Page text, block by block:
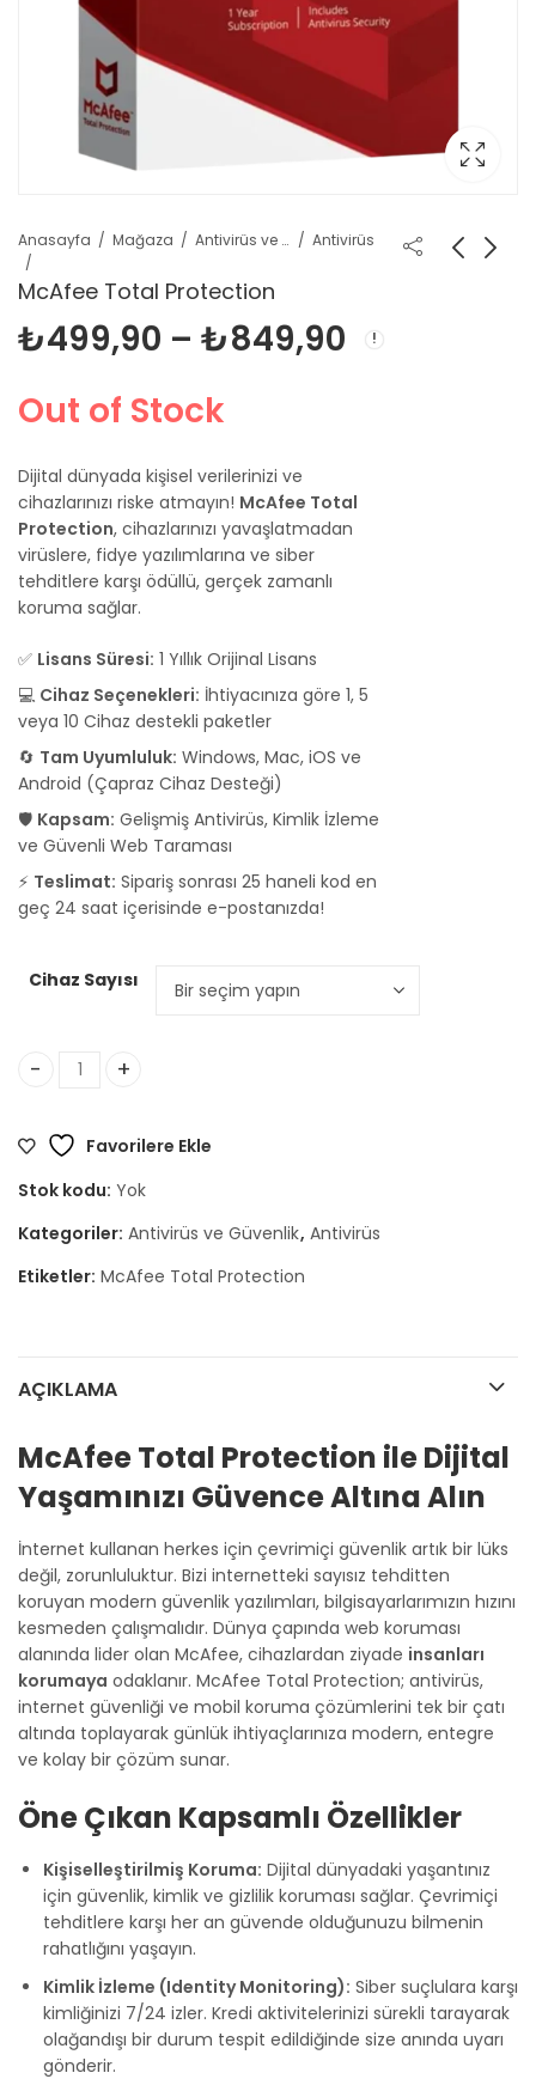
Anasayfa Mağaza Antivirüs ve Güvenlik Antivirüs
McAfee Total Protection
₺499,90 – ₺849,90 Fiyat
-
₺849,90
Out of Stock
Dijital dünyada kişisel verilerinizi ve
cihazlarınızı riske atmayın! McAfee Total
Protection, cihazlarınızı yavaşlatmadan
virüslere, fidye yazılımlarına ve siber
tehditlere karşı ödüllü, gerçek zamanlı
koruma sağlar.
✅ Lisans Süresi: 1 Yıllık Orijinal Lisans
💻 Cihaz Seçenekleri: İhtiyacınıza göre 1, 5
veya 10 Cihaz destekli paketler
🔄 Tam Uyumluluk: Windows, Mac, iOS ve
Android (Çapraz Cihaz Desteği)
🛡️ Kapsam: Gelişmiş Antivirüs, Kimlik İzleme
ve Güvenli Web Taraması
⚡ Teslimat: Sipariş sonrası 25 haneli kod en
geç 24 saat içerisinde e-postanızda!
Cihaz Sayısı
McAfee Total Protection adet
Favorilere Ekle
Stok kodu: Yok
Kategoriler: Antivirüs ve Güvenlik, Antivirüs
Etiketler: McAfee Total Protection
AÇIKLAMA
McAfee Total Protection ile Dijital
Yaşamınızı Güvence Altına Alın
İnternet kullanan herkes için çevrimiçi güvenlik artık bir lüks
değil, zorunluluktur. Bizi internetteki sayısız tehditten
koruyan modern güvenlik yazılımları, bilgisayarlarımızın hızını
kesmeden çalışmalıdır. Dünya çapında web koruması
alanında lider olan McAfee, cihazlardan ziyade insanları
korumaya odaklanır. McAfee Total Protection; antivirüs,
internet güvenliği ve mobil koruma çözümlerini tek bir çatı
altında toplayarak günlük ihtiyaçlarınıza modern, entegre
ve kolay bir çözüm sunar.
Öne Çıkan Kapsamlı Özellikler
Kişiselleştirilmiş Koruma: Dijital dünyadaki yaşantınız
için güvenlik, kimlik ve gizlilik koruması sağlar. Çevrimiçi
tehditlere karşı her an güvende olduğunuzu bilmenin
rahatlığını yaşayın.
Kimlik İzleme (Identity Monitoring): Siber suçlulara karşı
kimliğinizi 7/24 izler. Kredi aktivitelerinizi sürekli tarayarak
olağandışı bir durum tespit edildiğinde size anında uyarı
gönderir.